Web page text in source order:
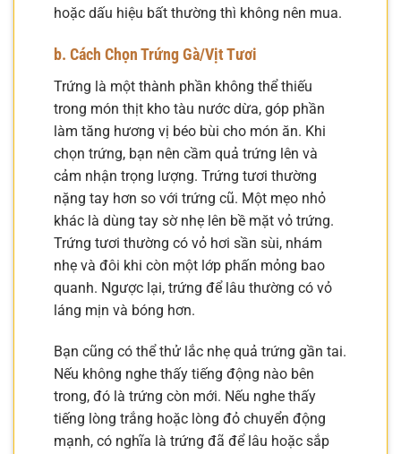
hoặc dấu hiệu bất thường thì không nên mua.
b. Cách Chọn Trứng Gà/Vịt Tươi
Trứng là một thành phần không thể thiếu
trong món thịt kho tàu nước dừa, góp phần
làm tăng hương vị béo bùi cho món ăn. Khi
chọn trứng, bạn nên cầm quả trứng lên và
cảm nhận trọng lượng. Trứng tươi thường
nặng tay hơn so với trứng cũ. Một mẹo nhỏ
khác là dùng tay sờ nhẹ lên bề mặt vỏ trứng.
Trứng tươi thường có vỏ hơi sần sùi, nhám
nhẹ và đôi khi còn một lớp phấn mỏng bao
quanh. Ngược lại, trứng để lâu thường có vỏ
láng mịn và bóng hơn.
Bạn cũng có thể thử lắc nhẹ quả trứng gần tai.
Nếu không nghe thấy tiếng động nào bên
trong, đó là trứng còn mới. Nếu nghe thấy
tiếng lòng trắng hoặc lòng đỏ chuyển động
mạnh, có nghĩa là trứng đã để lâu hoặc sắp